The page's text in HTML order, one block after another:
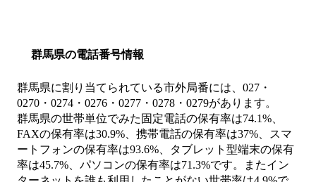
群馬県の電話番号情報
群馬県に割り当てられている市外局番には、027・
0270・0274・0276・0277・0278・0279があります。
群馬県の世帯単位でみた固定電話の保有率は74.1%、
FAXの保有率は30.9%、携帯電話の保有率は37%、スマ
ートフォンの保有率は93.6%、タブレット型端末の保有
率は45.7%、パソコンの保有率は71.3%です。またイン